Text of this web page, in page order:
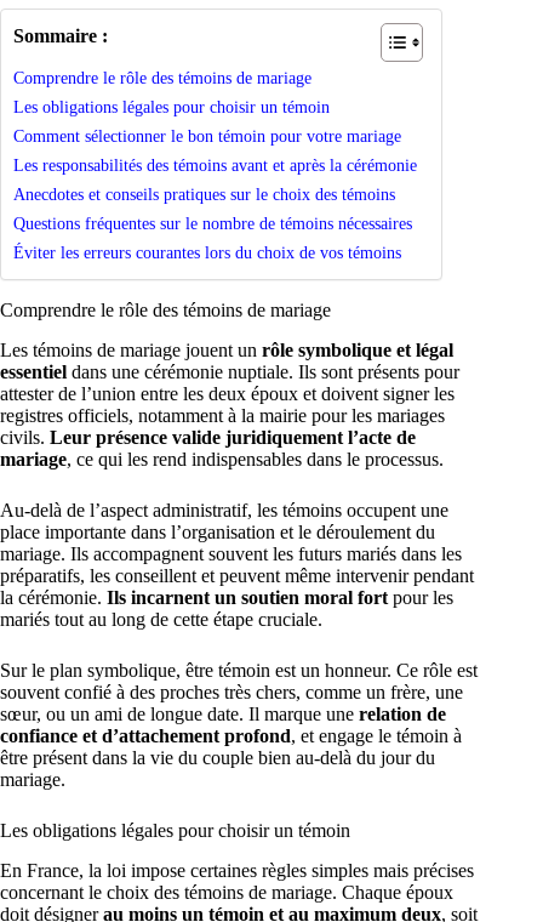
Sommaire :
Comprendre le rôle des témoins de mariage
Les obligations légales pour choisir un témoin
Comment sélectionner le bon témoin pour votre mariage
Les responsabilités des témoins avant et après la cérémonie
Anecdotes et conseils pratiques sur le choix des témoins
Questions fréquentes sur le nombre de témoins nécessaires
Éviter les erreurs courantes lors du choix de vos témoins
Comprendre le rôle des témoins de mariage
Les témoins de mariage jouent un rôle symbolique et légal
essentiel dans une cérémonie nuptiale. Ils sont présents pour
attester de l’union entre les deux époux et doivent signer les
registres officiels, notamment à la mairie pour les mariages
civils. Leur présence valide juridiquement l’acte de
mariage, ce qui les rend indispensables dans le processus.
Au-delà de l’aspect administratif, les témoins occupent une
place importante dans l’organisation et le déroulement du
mariage. Ils accompagnent souvent les futurs mariés dans les
préparatifs, les conseillent et peuvent même intervenir pendant
la cérémonie. Ils incarnent un soutien moral fort pour les
mariés tout au long de cette étape cruciale.
Sur le plan symbolique, être témoin est un honneur. Ce rôle est
souvent confié à des proches très chers, comme un frère, une
sœur, ou un ami de longue date. Il marque une relation de
confiance et d’attachement profond, et engage le témoin à
être présent dans la vie du couple bien au-delà du jour du
mariage.
Les obligations légales pour choisir un témoin
En France, la loi impose certaines règles simples mais précises
concernant le choix des témoins de mariage. Chaque époux
doit désignerau moins un témoin et au maximum deux, soit